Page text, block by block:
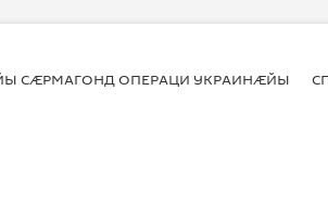
СӔРМАГОНД ОПЕРАЦИ УКРАИНӔЙЫ